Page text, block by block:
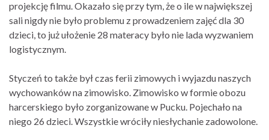
projekcję filmu. Okazało się przy tym, że o ile w największej
sali nigdy nie było problemu z prowadzeniem zajęć dla 30
dzieci, to już ułożenie 28 materacy było nie lada wyzwaniem
logistycznym.
Styczeń to także był czas ferii zimowych i wyjazdu naszych
wychowanków na zimowisko. Zimowisko w formie obozu
harcerskiego było zorganizowane w Pucku. Pojechało na
niego 26 dzieci. Wszystkie wróciły niesłychanie zadowolone.